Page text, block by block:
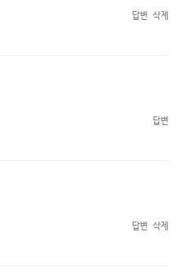
답변 삭제
답변
답변 삭제